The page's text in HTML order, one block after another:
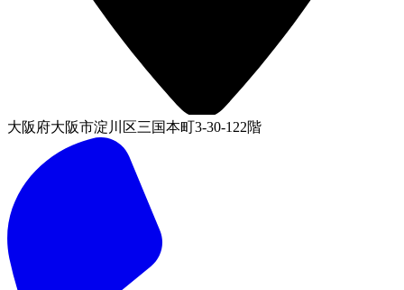
大阪府大阪市淀川区三国本町3-30-122階